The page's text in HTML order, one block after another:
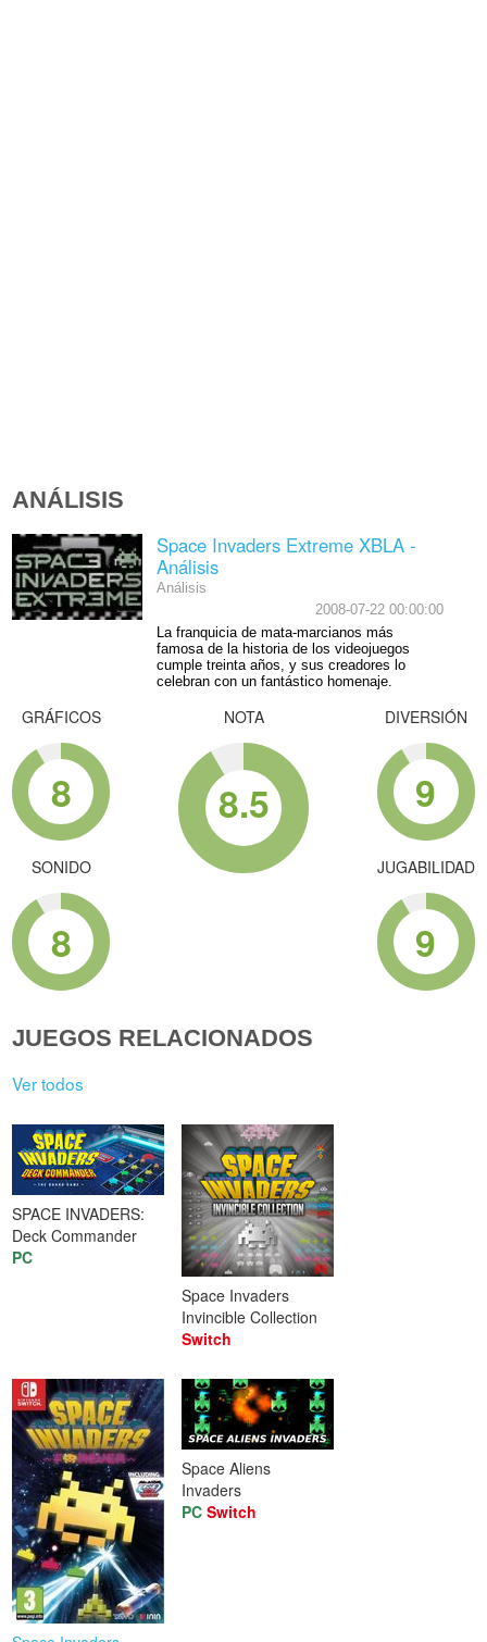
ANÁLISIS
Space Invaders Extreme XBLA -
Análisis
Análisis
2008-07-22 00:00:00
La franquicia de mata-marcianos más
famosa de la historia de los videojuegos
cumple treinta años, y sus creadores lo
celebran con un fantástico homenaje.
GRÁFICOS
8
SONIDO
8
NOTA
8.5
DIVERSIÓN
9
JUGABILIDAD
9
JUEGOS RELACIONADOS
Ver todos
SPACE INVADERS:
Deck Commander
PC
Space Invaders
Invincible Collection
Switch
Space Aliens
Invaders
PC Switch